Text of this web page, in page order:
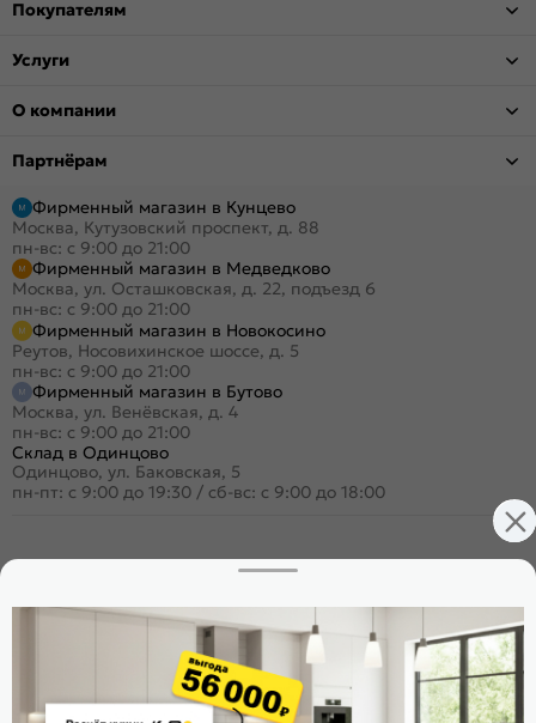
Покупателям
Услуги
О компании
Партнёрам
Фирменный магазин в Кунцево
Москва, Кутузовский проспект, д. 88
пн-вс: с 9:00 до 21:00
Фирменный магазин в Медведково
Москва, ул. Осташковская, д. 22, подъезд 6
пн-вс: с 9:00 до 21:00
Фирменный магазин в Новокосино
Реутов, Носовихинское шоссе, д. 5
пн-вс: с 9:00 до 21:00
Фирменный магазин в Бутово
Москва, ул. Венёвская, д. 4
пн-вс: с 9:00 до 21:00
Склад в Одинцово
Одинцово, ул. Баковская, 5
пн-пт: с 9:00 до 19:30 / сб-вс: с 9:00 до 18:00
+7 (495) 023-25-00
Заказать звонок
Стать дилером